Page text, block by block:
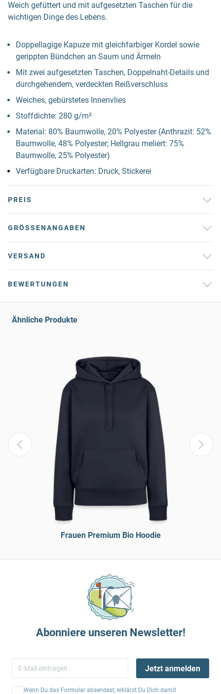
Weich gefüttert und mit aufgesetzten Taschen für die
wichtigen Dinge des Lebens.
Doppellagige Kapuze mit gleichfarbiger Kordel sowie
gerippten Bündchen an Saum und Ärmeln
Mit zwei aufgesetzten Taschen, Doppelnaht-Details und
durchgehendem, verdeckten Reißverschluss
Weiches, gebürstetes Innenvlies
Stoffdichte: 280 g/m²
Material: 80% Baumwolle, 20% Polyester (Anthrazit: 52%
Baumwolle, 48% Polyester; Hellgrau meliert: 75%
Baumwolle, 25% Polyester)
Verfügbare Druckarten: Druck, Stickerei
PREIS
GRÖSSENANGABEN
VERSAND
BEWERTUNGEN
Ähnliche Produkte
Frauen Premium Bio Hoodie
Abonniere unseren Newsletter!
Jetzt anmelden
Wenn Du das Formular absendest, erklärst Du Dich damit